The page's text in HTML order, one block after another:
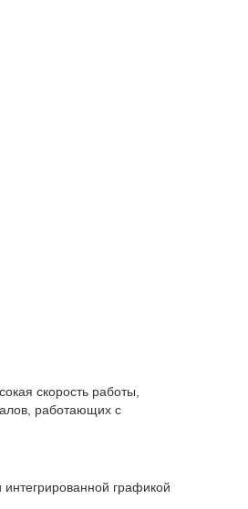
скорость работы,
работающих с
графикой